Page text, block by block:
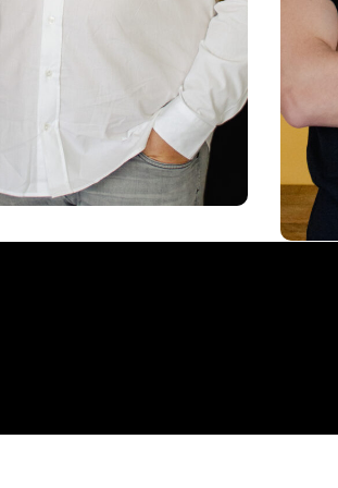
collaborative.
développement des talents
et la révélation des
potentiels.